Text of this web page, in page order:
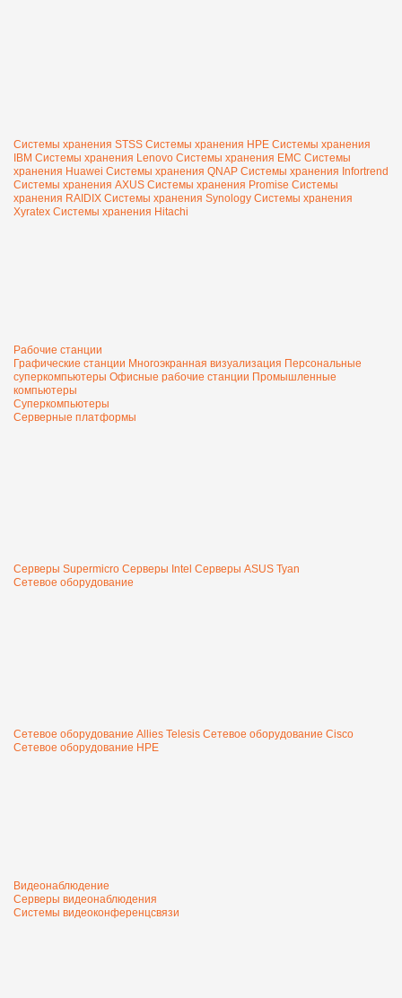
Системы хранения STSS Системы хранения HPE Системы хранения
IBM Системы хранения Lenovo Системы хранения EMC Системы
хранения Huawei Системы хранения QNAP Системы хранения Infortrend
Системы хранения AXUS Системы хранения Promise Системы
хранения RAIDIX Системы хранения Synology Системы хранения
Xyratex Системы хранения Hitachi
Рабочие станции
Графические станции Многоэкранная визуализация Персональные
суперкомпьютеры Офисные рабочие станции Промышленные
компьютеры
Суперкомпьютеры
Серверные платформы
Серверы Supermicro Серверы Intel Серверы ASUS Tyan
Сетевое оборудование
Сетевое оборудование Allies Telesis Сетевое оборудование Cisco
Сетевое оборудование HPE
Видеонаблюдение
Серверы видеонаблюдения
Системы видеоконференцсвязи